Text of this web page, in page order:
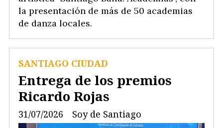
la presentación de más de 50 academias
de danza locales.
Entrega de los premios
Ricardo Rojas
Soy de Santiago
SANTIAGO CIUDAD
31/07/2026